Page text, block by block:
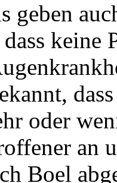
geben
dass
oder
an
Boel